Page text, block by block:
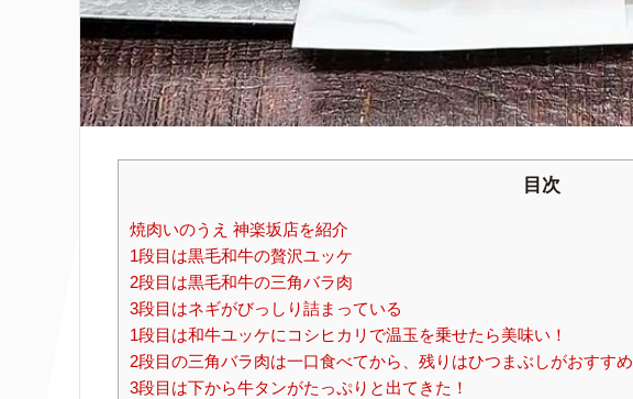
目次
焼肉いのうえ 神楽坂店を紹介
1段目は黒毛和牛の贅沢ユッケ
2段目は黒毛和牛の三角バラ肉
3段目はネギがびっしり詰まっている
1段目は和牛ユッケにコシヒカリで温玉を乗せたら美味い！
2段目の三角バラ肉は一口食べてから、残りはひつまぶしがおすすめ
3段目は下から牛タンがたっぷりと出てきた！